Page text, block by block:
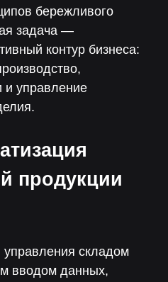
бережливого
задача —
контур бизнеса:
и управление
продукции
складом
вводом данных,